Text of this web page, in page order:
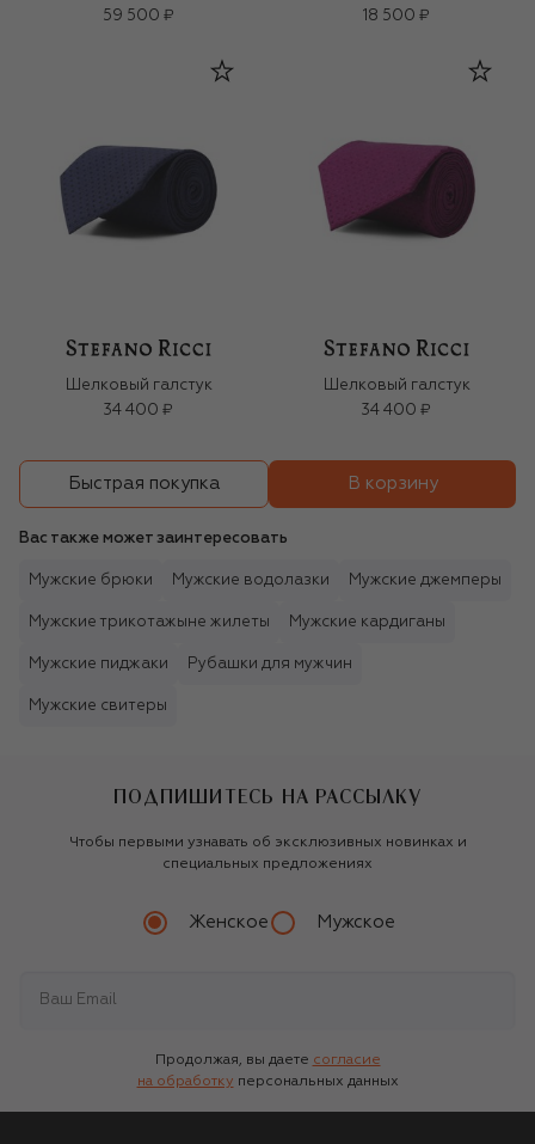
59 500 ₽
18 500 ₽
Шелковый галстук
34 400 ₽
Шелковый галстук
34 400 ₽
Быстрая покупка В корзину
Вас также может заинтересовать
Мужские брюки Мужские водолазки Мужские джемперы
Мужские трикотажыне жилеты Мужские кардиганы
Мужские пиджаки Рубашки для мужчин
Мужские свитеры
ПОДПИШИТЕСЬ НА РАССЫЛКУ
Чтобы первыми узнавать об эксклюзивных новинках и
специальных предложениях
Женское Мужское
Продолжая, вы даете согласие
на обработку персональных данных